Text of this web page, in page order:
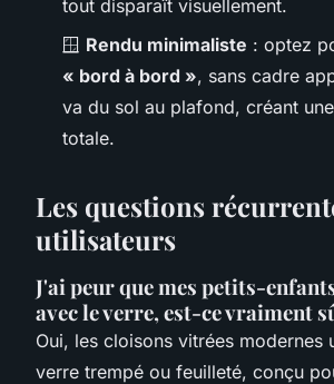
tout disparaît visuellement.
🪟 Rendu minimaliste : optez
« bord à bord », sans cadre
va du sol au plafond, créant
totale.
Les questions
utilisateurs
J'ai peur que mes petits-
avec le verre, est-ce vraiment
Oui, les cloisons vitrées modernes
verre trempé ou feuilleté, conçu